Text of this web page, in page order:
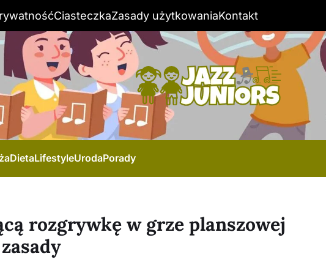
CiasteczkaZasady użytkowaniaKontakt
DietaLifestyleUrodaPorady
rozgrywkę w grze planszowej